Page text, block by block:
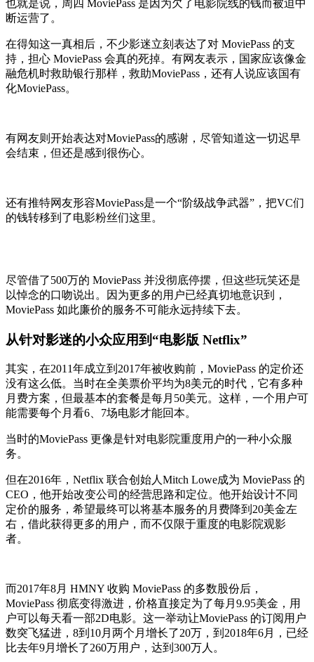
也就是说，周四 MoviePass 是因为欠了电影院线的钱而被迫中
断运营了。
在得知这一真相后，不少影迷立刻表达了对 MoviePass 的支
持，担心 MoviePass 会真的死掉。有网友表示，国家应该像金
融危机时救助银行那样，救助MoviePass，还有人说应该国有
化MoviePass。
有网友则开始表达对MoviePass的感谢，尽管知道这一切迟早
会结束，但还是感到很伤心。
还有推特网友形容MoviePass是一个“阶级战争武器”，把VC们
的钱转移到了电影粉丝们这里。
尽管借了500万的 MoviePass 并没彻底停摆，但这些玩笑还是
以悼念的口吻说出。因为更多的用户已经真切地意识到，
MoviePass 如此廉价的服务不可能永远持续下去。
从针对影迷的小众应用到“电影版 Netflix”
其实，在2011年成立到2017年被收购前，MoviePass 的定价还
没有这么低。当时在全美票价平均为8美元的时代，它有多种
月费方案，但最基本的套餐是每月50美元。这样，一个用户可
能需要每个月看6、7场电影才能回本。
当时的MoviePass 更像是针对电影院重度用户的一种小众服
务。
但在2016年，Netflix 联合创始人Mitch Lowe成为 MoviePass 的
CEO，他开始改变公司的经营思路和定位。他开始设计不同
定价的服务，希望最终可以将基本服务的月费降到20美金左
右，借此获得更多的用户，而不仅限于重度的电影院观影
者。
而2017年8月 HMNY 收购 MoviePass 的多数股份后，
MoviePass 彻底变得激进，价格直接定为了每月9.95美金，用
户可以每天看一部2D电影。这一举动让MoviePass 的订阅用户
数突飞猛进，8到10月两个月增长了20万，到2018年6月，已经
比去年9月增长了260万用户，达到300万人。